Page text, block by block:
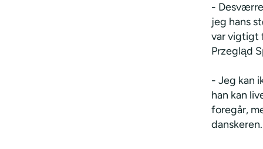
-
jeg hans
var vigtigt
Przegląd
- Jeg kan
han kan
foregår,
danskeren.